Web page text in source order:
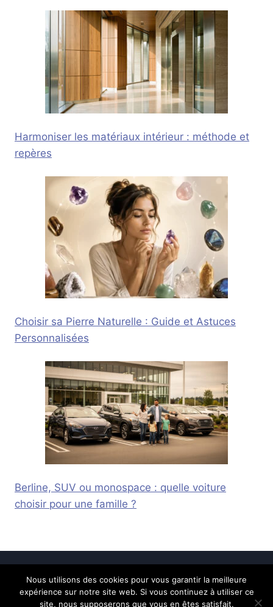
Harmoniser les matériaux intérieur : méthode et
repères
Choisir sa Pierre Naturelle : Guide et Astuces
Personnalisées
Berline, SUV ou monospace : quelle voiture
choisir pour une famille ?
© 2026 Calais Online - Mentions légales-
Contactez-nous
Nous utilisons des cookies pour vous garantir la meilleure
expérience sur notre site web. Si vous continuez à utiliser ce
site, nous supposerons que vous en êtes satisfait.